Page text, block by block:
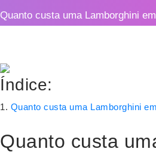
Quanto custa uma Lamborghini
Índice:
Quanto custa uma Lamborghini
Quanto custa